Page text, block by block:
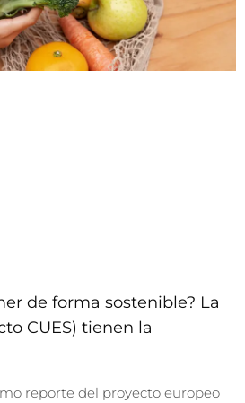
de forma sostenible? La
CUES) tienen la
reporte del proyecto europeo